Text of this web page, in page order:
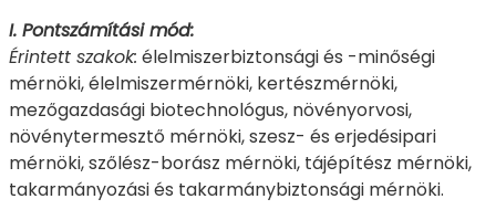
I. Pontszámítási mód:
Érintett szakok: élelmiszerbiztonsági és -minőségi
mérnöki, élelmiszermérnöki, kertészmérnöki,
mezőgazdasági biotechnológus, növényorvosi,
növénytermesztő mérnöki, szesz- és erjedésipari
mérnöki, szőlész-borász mérnöki, tájépítész mérnöki,
takarmányozási és takarmánybiztonsági mérnöki.